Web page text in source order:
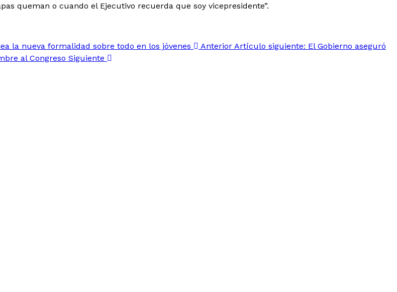
queman o cuando el Ejecutivo recuerda que soy vicepresidente”.
la nueva formalidad sobre todo en los jóvenes Anterior Artículo siguiente: El Gobierno aseguró
al Congreso Siguiente